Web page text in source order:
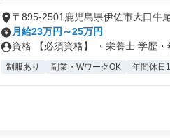
〒895-2501鹿児島県伊佐市大口牛
月給23万円～25万円
資格 【必須資格】 ・栄養士 学歴
制服あり 副業・WワークOK 年間休日